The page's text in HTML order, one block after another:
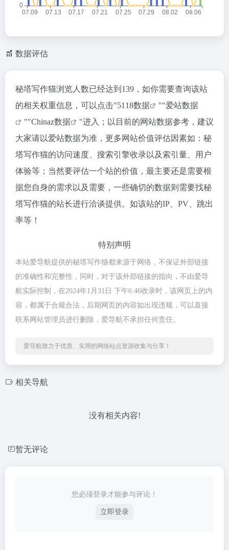
数据评估
秘塔写作猫浏览人数已经达到139，如你需要查询该站
的相关权重信息，可以点击"5118数据 ""爱站数据
""Chinaz数据
"进入；以目前的网站数据参考，建议
大家请以爱站数据为准，更多网站价值评估因素如：秘
塔写作猫的访问速度、搜索引擎收录以及索引量、用户
体验等；当然要评估一个站的价值，最主要还是需要根
据您自身的需求以及需要，一些确切的数据则需要找秘
塔写作猫的站长进行洽谈提供。如该站的IP、PV、跳出
率等！
特别声明
本站爱导航提供的秘塔写作猫都来源于网络，不保证外部链接
的准确性和完整性，同时，对于该外部链接的指向，不由爱导
航实际控制，在2024年1月31日 下午6:46收录时，该网页上的内
容，都属于合规合法，后期网页的内容如出现违规，可以直接
联系网站管理员进行删除，爱导航不承担任何责任。
爱导航致力于优质、实用的网络站点资源收集与分享！
相关导航
没有相关内容!
暂无评论
您必须登录才能参与评论！
立即登录